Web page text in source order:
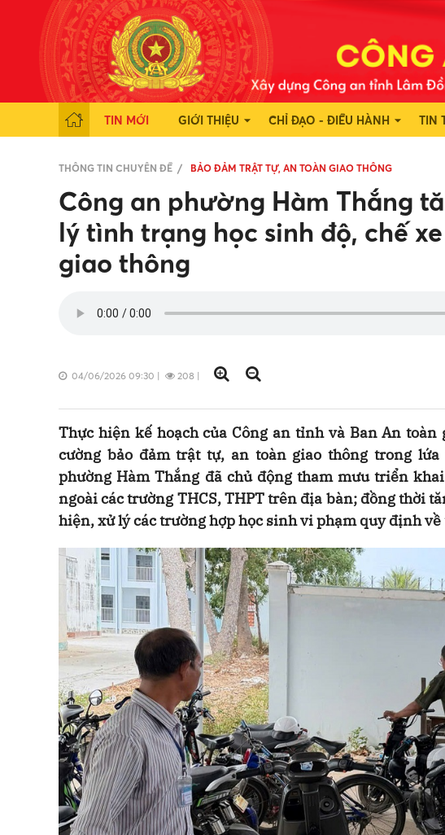
TIN MỚI GIỚI THIỆU CHỈ ĐẠO - ĐIỀU HÀNH TIN
THÔNG TIN CHUYÊN ĐỀ BẢO ĐẢM TRẬT TỰ, AN TOÀN GIAO THÔNG
Công an phường Hàm Thắng
lý tình trạng học sinh độ, chế
giao thông
04/06/2026 09:30 | 208 |
Thực hiện kế hoạch của Công an tỉnh và Ban An
cường bảo đảm trật tự, an toàn giao thông trong
phường Hàm Thắng đã chủ động tham mưu triển
ngoài các trường THCS, THPT trên địa bàn; đồng thời
hiện, xử lý các trường hợp học sinh vi phạm quy định